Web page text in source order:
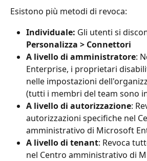
Esistono più metodi di revoca:
Individuale: Gli utenti si
Personalizza > Connettori
A livello di amministratore:
Enterprise, i proprietari
nelle impostazioni
(tutti i membri del team sono
A livello di autorizzazione:
autorizzazioni specifiche nel
amministrativo di Microsoft
A livello di tenant: Revoca
nel Centro amministrativo di